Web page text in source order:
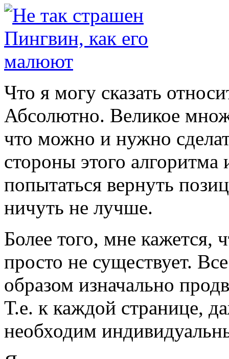
Что я могу сказать
Абсолютно. Великое
что можно и нужно
стороны этого алгоритма
попытаться вернуть
ничуть не лучше.
Более того, мне кажется,
просто не существует.
образом изначально
Т.е. к каждой странице,
необходим